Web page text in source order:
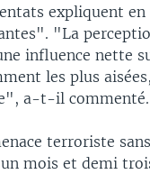
expliquent en
"La
influence nette
les plus
a-t-il commenté.
terroriste
mois et demi